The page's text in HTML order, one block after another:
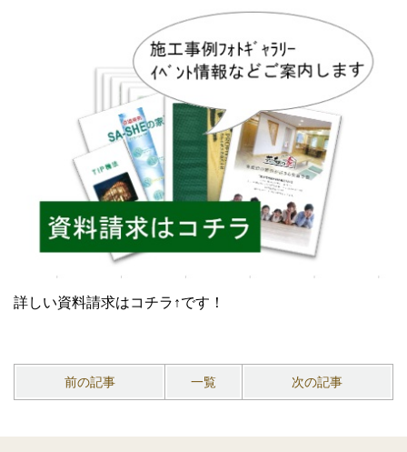
詳しい資料請求はコチラ↑です！
前の記事 一覧 次の記事